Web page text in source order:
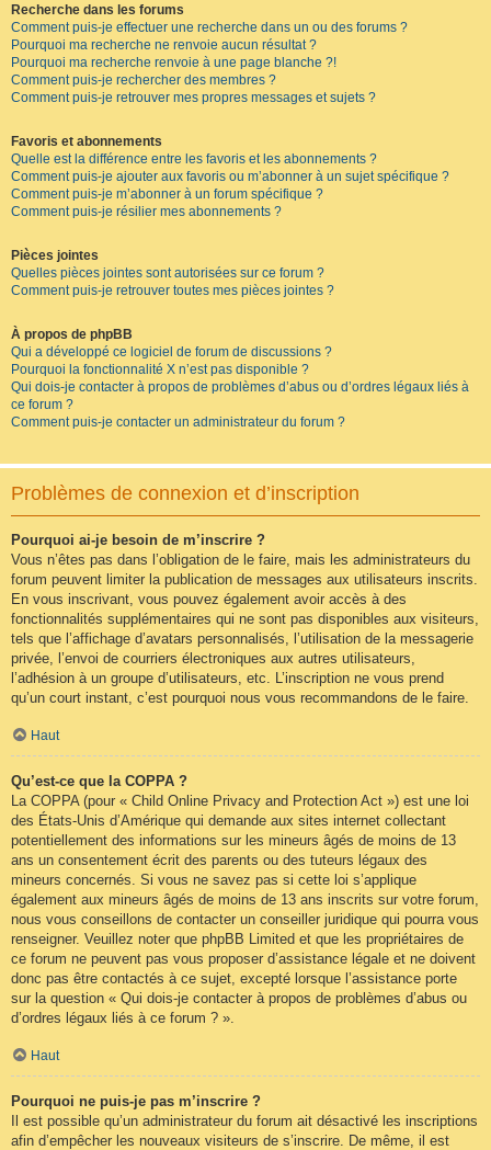
Recherche dans les forums
Comment puis-je effectuer une recherche dans un ou des forums ?
Pourquoi ma recherche ne renvoie aucun résultat ?
Pourquoi ma recherche renvoie à une page blanche ?!
Comment puis-je rechercher des membres ?
Comment puis-je retrouver mes propres messages et sujets ?
Favoris et abonnements
Quelle est la différence entre les favoris et les abonnements ?
Comment puis-je ajouter aux favoris ou m’abonner à un sujet spécifique ?
Comment puis-je m’abonner à un forum spécifique ?
Comment puis-je résilier mes abonnements ?
Pièces jointes
Quelles pièces jointes sont autorisées sur ce forum ?
Comment puis-je retrouver toutes mes pièces jointes ?
À propos de phpBB
Qui a développé ce logiciel de forum de discussions ?
Pourquoi la fonctionnalité X n’est pas disponible ?
Qui dois-je contacter à propos de problèmes d’abus ou d’ordres légaux liés à
ce forum ?
Comment puis-je contacter un administrateur du forum ?
Problèmes de connexion et d’inscription
Pourquoi ai-je besoin de m’inscrire ?
Vous n’êtes pas dans l’obligation de le faire, mais les administrateurs du
forum peuvent limiter la publication de messages aux utilisateurs inscrits.
En vous inscrivant, vous pouvez également avoir accès à des
fonctionnalités supplémentaires qui ne sont pas disponibles aux visiteurs,
tels que l’affichage d’avatars personnalisés, l’utilisation de la messagerie
privée, l’envoi de courriers électroniques aux autres utilisateurs,
l’adhésion à un groupe d’utilisateurs, etc. L’inscription ne vous prend
qu’un court instant, c’est pourquoi nous vous recommandons de le faire.
Haut
Qu’est-ce que la COPPA ?
La COPPA (pour « Child Online Privacy and Protection Act ») est une loi
des États-Unis d’Amérique qui demande aux sites internet collectant
potentiellement des informations sur les mineurs âgés de moins de 13
ans un consentement écrit des parents ou des tuteurs légaux des
mineurs concernés. Si vous ne savez pas si cette loi s’applique
également aux mineurs âgés de moins de 13 ans inscrits sur votre forum,
nous vous conseillons de contacter un conseiller juridique qui pourra vous
renseigner. Veuillez noter que phpBB Limited et que les propriétaires de
ce forum ne peuvent pas vous proposer d’assistance légale et ne doivent
donc pas être contactés à ce sujet, excepté lorsque l’assistance porte
sur la question « Qui dois-je contacter à propos de problèmes d’abus ou
d’ordres légaux liés à ce forum ? ».
Haut
Pourquoi ne puis-je pas m’inscrire ?
Il est possible qu’un administrateur du forum ait désactivé les inscriptions
afin d’empêcher les nouveaux visiteurs de s’inscrire. De même, il est